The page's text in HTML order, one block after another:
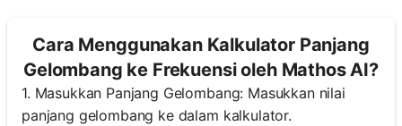
Cara Menggunakan Kalkulator Panjang
Gelombang ke Frekuensi oleh Mathos AI?
1. Masukkan Panjang Gelombang: Masukkan nilai
panjang gelombang ke dalam kalkulator.